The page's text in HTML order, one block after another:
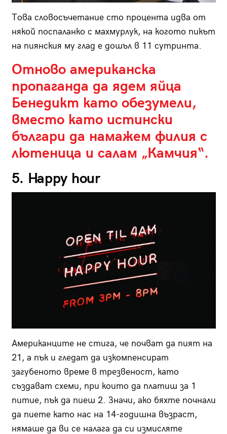
Това словосъчетание сто процента идва от
някой поспаланко с махмурлук, на когото пикът
на пиянския му глад е дошъл в 11 сутринта.
Отново американска
пропаганда да ядем яйца
Бенедикт като обезумели,
вместо като истински
българи да намажем филия с
лютеница и салам „Камчия“.
5. Happy hour
Американците не стига, че почват да пият на
21, а пък и гледат да изкомпенсират
загубеното време в трезвеност, като
създават схеми, при които да платиш за 1
питие, пък да пиеш 2. Значи, ако бяхте почнали
да пиете като нас на 14-годишна възраст,
нямаше да ви се налага да си измисляте